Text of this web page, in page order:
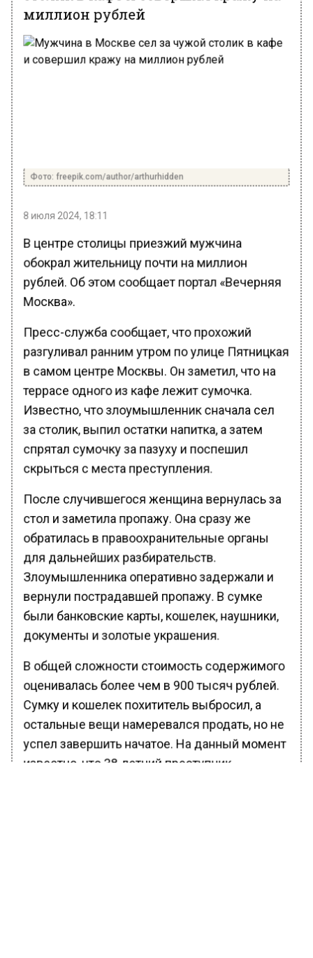
миллион рублей
Фото: freepik.com/author/arthurhidden
8 июля 2024, 18:11
В центре столицы приезжий мужчина
обокрал жительницу почти на миллион
рублей. Об этом сообщает портал «Вечерняя
Москва».
Пресс-служба сообщает, что прохожий
разгуливал ранним утром по улице Пятницкая
в самом центре Москвы. Он заметил, что на
террасе одного из кафе лежит сумочка.
Известно, что злоумышленник сначала сел
за столик, выпил остатки напитка, а затем
спрятал сумочку за пазуху и поспешил
скрыться с места преступления.
После случившегося женщина вернулась за
стол и заметила пропажу. Она сразу же
обратилась в правоохранительные органы
для дальнейших разбирательств.
Злоумышленника оперативно задержали и
вернули пострадавшей пропажу. В сумке
были банковские карты, кошелек, наушники,
документы и золотые украшения.
В общей сложности стоимость содержимого
оценивалась более чем в 900 тысяч рублей.
Сумку и кошелек похититель выбросил, а
остальные вещи намеревался продать, но не
успел завершить начатое. На данный момент
известно, что 38-летний преступник